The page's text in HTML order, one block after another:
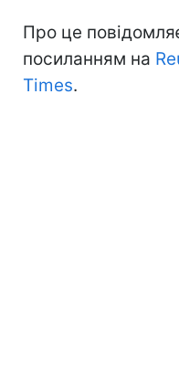
Про це
посиланням на
Times.